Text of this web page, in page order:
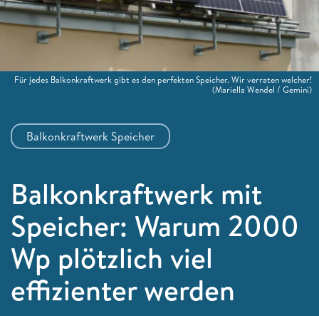
Balkonkraftwerk Speicher
Balkonkraftwerk mit
Speicher: Warum 2000
Wp plötzlich viel
effizienter werden
Für jedes Balkonkraftwerk gibt es den perfekten Speicher. Wir verraten welcher!
(Mariella Wendel / Gemini)